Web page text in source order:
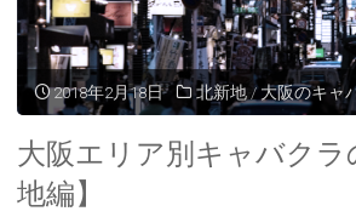
い
キ
2018年2月18日 北新地 / 大阪のキャ
大阪エリア別キャバクラ
地編】